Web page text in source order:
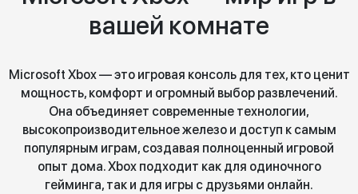
вашей комнате
Microsoft Xbox — это игровая консоль для тех, кто ценит
мощность, комфорт и огромный выбор развлечений.
Она объединяет современные технологии,
высокопроизводительное железо и доступ к самым
популярным играм, создавая полноценный игровой
опыт дома. Xbox подходит как для одиночного
гейминга, так и для игры с друзьями онлайн.